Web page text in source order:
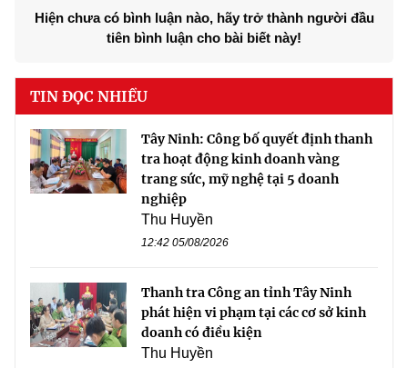
Hiện chưa có bình luận nào, hãy trở thành người đầu
tiên bình luận cho bài biết này!
TIN ĐỌC NHIỀU
Tây Ninh: Công bố quyết định thanh
tra hoạt động kinh doanh vàng
trang sức, mỹ nghệ tại 5 doanh
nghiệp
Thu Huyền
12:42 05/08/2026
Thanh tra Công an tỉnh Tây Ninh
phát hiện vi phạm tại các cơ sở kinh
doanh có điều kiện
Thu Huyền